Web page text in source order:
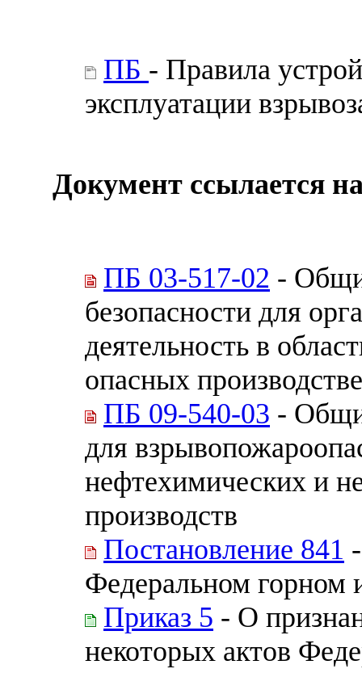
ПБ - Правила
эксплуатации
Документ ссылается
ПБ 03-517-02 -
безопасности для
деятельность в
опасных
ПБ 09-540-03 -
для
нефтехимических и
производств
Постановление 841
Федеральном горном
Приказ 5 - О
некоторых актов